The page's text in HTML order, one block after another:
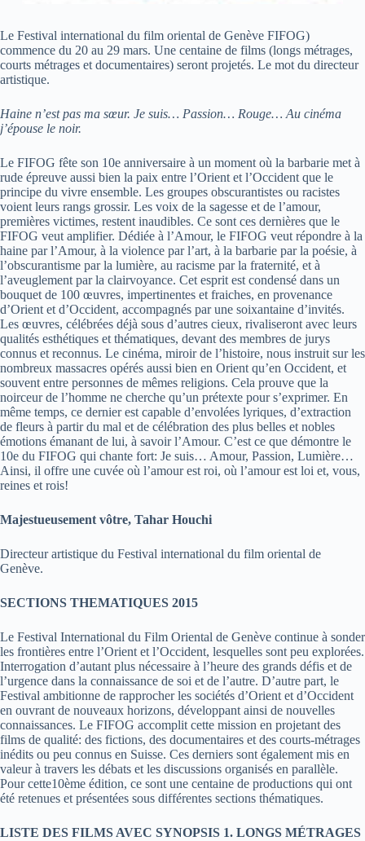
Le Festival international du film oriental de Genève FIFOG)
commence du 20 au 29 mars. Une centaine de films (longs métrages,
courts métrages et documentaires) seront projetés. Le mot du directeur
artistique.
Haine n’est pas ma sœur. Je suis… Passion… Rouge… Au cinéma
j’épouse le noir.
Le FIFOG fête son 10e anniversaire à un moment où la barbarie met à
rude épreuve aussi bien la paix entre l’Orient et l’Occident que le
principe du vivre ensemble. Les groupes obscurantistes ou racistes
voient leurs rangs grossir. Les voix de la sagesse et de l’amour,
premières victimes, restent inaudibles. Ce sont ces dernières que le
FIFOG veut amplifier. Dédiée à l’Amour, le FIFOG veut répondre à la
haine par l’Amour, à la violence par l’art, à la barbarie par la poésie, à
l’obscurantisme par la lumière, au racisme par la fraternité, et à
l’aveuglement par la clairvoyance. Cet esprit est condensé dans un
bouquet de 100 œuvres, impertinentes et fraiches, en provenance
d’Orient et d’Occident, accompagnés par une soixantaine d’invités.
Les œuvres, célébrées déjà sous d’autres cieux, rivaliseront avec leurs
qualités esthétiques et thématiques, devant des membres de jurys
connus et reconnus. Le cinéma, miroir de l’histoire, nous instruit sur les
nombreux massacres opérés aussi bien en Orient qu’en Occident, et
souvent entre personnes de mêmes religions. Cela prouve que la
noirceur de l’homme ne cherche qu’un prétexte pour s’exprimer. En
même temps, ce dernier est capable d’envolées lyriques, d’extraction
de fleurs à partir du mal et de célébration des plus belles et nobles
émotions émanant de lui, à savoir l’Amour. C’est ce que démontre le
10e du FIFOG qui chante fort: Je suis… Amour, Passion, Lumière…
Ainsi, il offre une cuvée où l’amour est roi, où l’amour est loi et, vous,
reines et rois!
Majestueusement vôtre, Tahar Houchi
Directeur artistique du Festival international du film oriental de
Genève.
SECTIONS THEMATIQUES 2015
Le Festival International du Film Oriental de Genève continue à sonder
les frontières entre l’Orient et l’Occident, lesquelles sont peu explorées.
Interrogation d’autant plus nécessaire à l’heure des grands défis et de
l’urgence dans la connaissance de soi et de l’autre. D’autre part, le
Festival ambitionne de rapprocher les sociétés d’Orient et d’Occident
en ouvrant de nouveaux horizons, développant ainsi de nouvelles
connaissances. Le FIFOG accomplit cette mission en projetant des
films de qualité: des fictions, des documentaires et des courts-métrages
inédits ou peu connus en Suisse. Ces derniers sont également mis en
valeur à travers les débats et les discussions organisés en parallèle.
Pour cette10ème édition, ce sont une centaine de productions qui ont
été retenues et présentées sous différentes sections thématiques.
LISTE DES FILMS AVEC SYNOPSIS 1. LONGS MÉTRAGES